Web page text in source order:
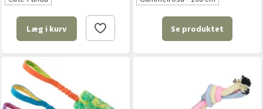
Læg i kurv Se produktet